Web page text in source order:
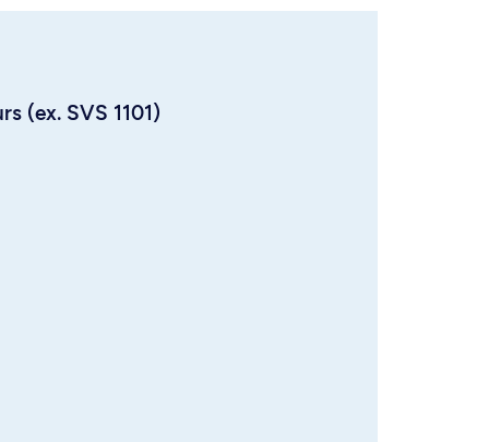
(ex. SVS 1101)